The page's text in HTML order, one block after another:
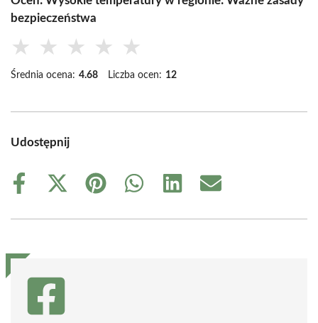
bezpieczeństwa
★ ★ ★ ★ ★
Średnia ocena: 4.68 Liczba ocen: 12
Udostępnij
Share
Share
(Twitter)
Share
Share
Share
Share